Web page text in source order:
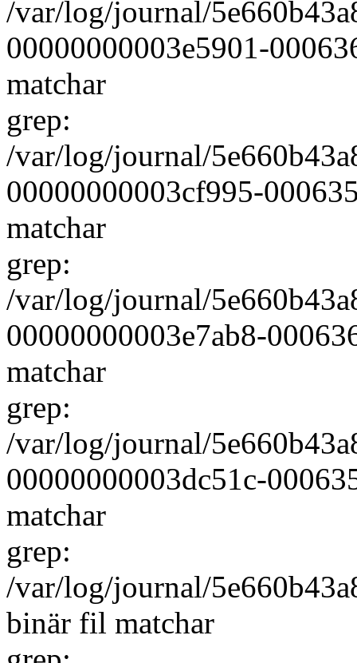
/var/log/journal/
00000000003e5901-
matchar
grep:
/var/log/journal/
00000000003cf995-
matchar
grep:
/var/log/journal/
00000000003e7ab8-
matchar
grep:
/var/log/journal/
00000000003dc51c-
matchar
grep:
/var/log/journal/
binär fil matchar